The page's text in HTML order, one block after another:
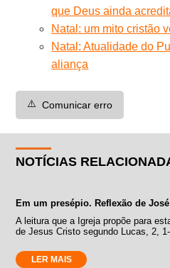
que Deus ainda
Natal: um mito cristão
Natal: Atualidade do
aliança
⚠️ Comunicar erro
NOTÍCIAS
Em um presépio. Reflexão de
A leitura que a Igreja propõe para
de Jesus Cristo segundo Lucas, 2,
LER MAIS